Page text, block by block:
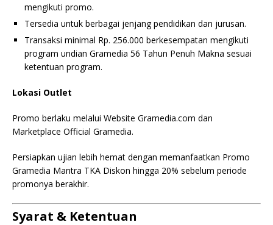
mengikuti promo.
Tersedia untuk berbagai jenjang pendidikan dan jurusan.
Transaksi minimal Rp. 256.000 berkesempatan mengikuti
program undian Gramedia 56 Tahun Penuh Makna sesuai
ketentuan program.
Lokasi Outlet
Promo berlaku melalui Website Gramedia.com dan
Marketplace Official Gramedia.
Persiapkan ujian lebih hemat dengan memanfaatkan Promo
Gramedia Mantra TKA Diskon hingga 20% sebelum periode
promonya berakhir.
Syarat & Ketentuan